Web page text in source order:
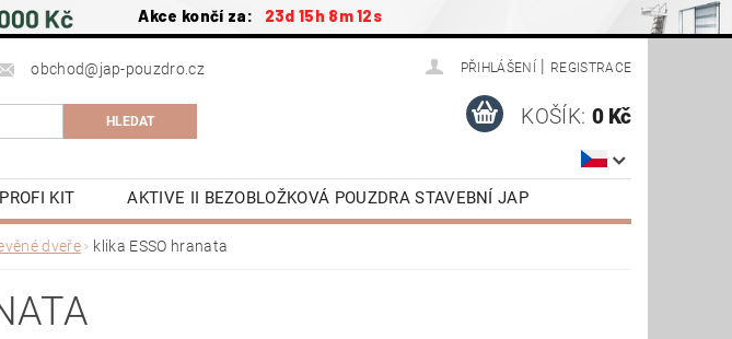
Akce končí za: 23d 15h 8m 12s
obchod@jap-pouzdro.cz PŘIHLÁŠENÍ REGISTRACE
KOŠÍK: 0 Kč
KIT
AKTIVE II BEZOBLOŽKOVÁ POUZDRA STAVEBNÍ JAP
STAVEBNÍ JAP
PŘÍSLUŠENSTVÍ / NÁHRADNÍ DÍLY
NAPIŠTE NÁM
dveře klika ESSO hranata